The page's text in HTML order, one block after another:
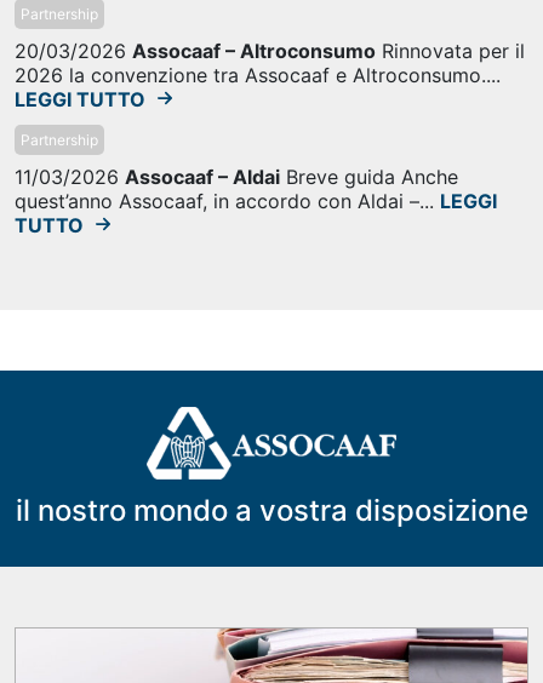
Partnership
20/03/2026 Assocaaf – Altroconsumo Rinnovata per il
2026 la convenzione tra Assocaaf e Altroconsumo....
LEGGI TUTTO
Partnership
11/03/2026 Assocaaf – Aldai Breve guida Anche
quest’anno Assocaaf, in accordo con Aldai –... LEGGI
TUTTO
il nostro mondo a vostra disposizione